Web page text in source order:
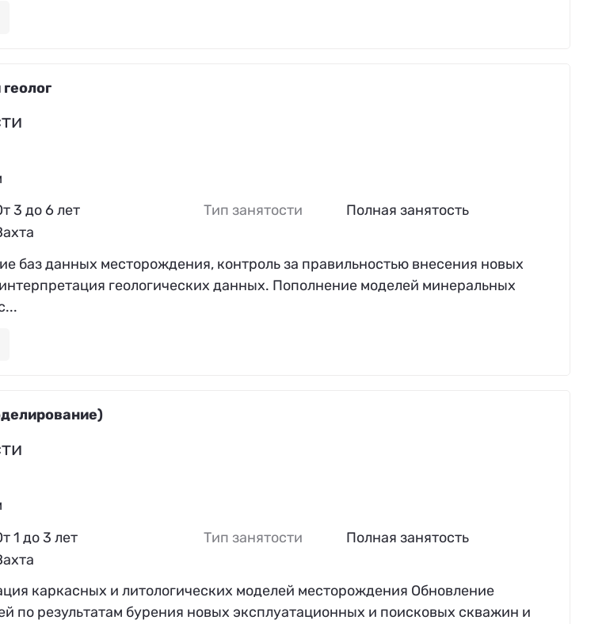
3 до 6 лет Тип занятости
Полная занятость
баз данных месторождения, контроль за правильностью внесения новых
геологических данных. Пополнение моделей минеральных
1 до 3 лет Тип занятости
Полная занятость
каркасных и литологических моделей месторождения Обновление
по результатам бурения новых эксплуатационных и поисковых скважин и